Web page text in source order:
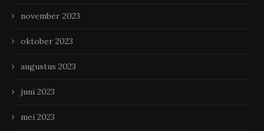
november 2023
oktober 2023
augustus 2023
juni 2023
mei 2023